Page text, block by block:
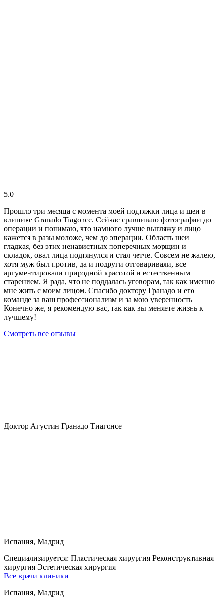
5.0
Прошло три месяца с момента моей подтяжки лица и шеи в
клинике Granado Tiagonce. Сейчас сравниваю фотографии до
операции и понимаю, что намного лучше выгляжу и лицо
кажется в разы моложе, чем до операции. Область шеи
гладкая, без этих ненавистных поперечных морщин и
складок, овал лица подтянулся и стал четче. Совсем не жалею,
хотя муж был против, да и подруги отговаривали, все
аргументировали природной красотой и естественным
старением. Я рада, что не поддалась уговорам, так как именно
мне жить с моим лицом. Спасибо доктору Гранадо и его
команде за ваш профессионализм и за мою уверенность.
Конечно же, я рекомендую вас, так как вы меняете жизнь к
лучшему!
Смотреть все отзывы
Доктор Агустин Гранадо Тиагонсе
Испания, Мадрид
Специализируется: Пластическая хирургия Реконструктивная
хирургия Эстетическая хирургия
Все врачи клиники
Испания, Мадрид